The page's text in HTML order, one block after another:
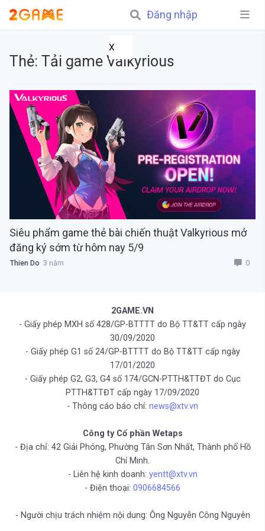
Đăng nhập
X
Thẻ: Tải game Valkyrious
Siêu phẩm game thẻ bài chiến thuật Valkyrious mở
đăng ký sớm từ hôm nay 5/9
Thien Do 3 năm 0
2GAME.VN
- Giấy phép MXH số 428/GP-BTTTT do Bộ TT&TT cấp ngày
30/09/2020
- Giấy phép G1 số 24/GP-BTTTT do Bộ TT&TT cấp ngày
17/01/2020
- Giấy phép G2, G3, G4 số 174/GCN-PTTH&TTĐT do Cục
PTTH&TTĐT cấp ngày 17/09/2020
- Thông cáo báo chí: news@xtv.vn
Công ty Cổ phần Wetaps
- Địa chỉ: 42 Giải Phóng, Phường Tân Sơn Nhất, Thành phố Hồ
Chí Minh.
- Liên hệ kinh doanh: yentt@xtv.vn
- Điện thoại: 0906684566
- Người chịu trách nhiệm nội dung: Ông Nguyễn Công Nguyên